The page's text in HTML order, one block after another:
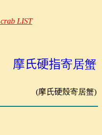
LIST
摩氏硬指寄居蟹
(摩氏硬殼寄居蟹)